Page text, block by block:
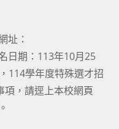
址：
日期：113年10月25
114學年度特殊選才招
項，請逕上本校網頁